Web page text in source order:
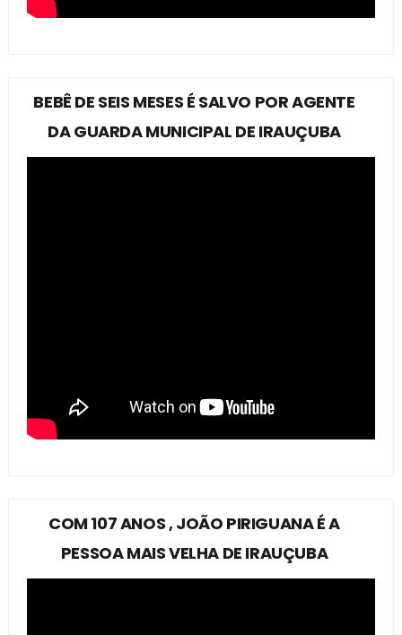
BEBÊ DE SEIS MESES É SALVO POR AGENTE
DA GUARDA MUNICIPAL DE IRAUÇUBA
COM 107 ANOS , JOÃO PIRIGUANA É A
PESSOA MAIS VELHA DE IRAUÇUBA